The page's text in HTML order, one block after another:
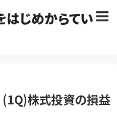
はじめからてい
株式投資の損益